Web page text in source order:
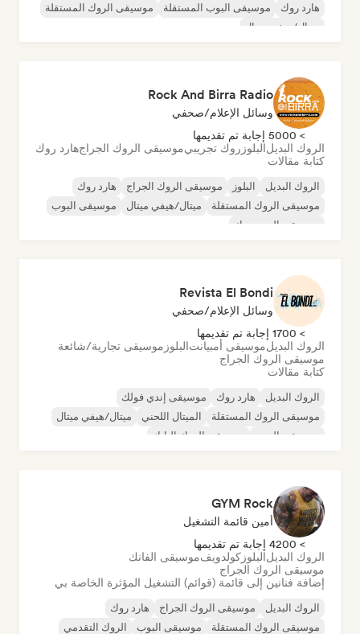
هارد روك
موسيقى البوب المستقلة
موسيقى الروك المستقلة
ميتال/هيفي ميتال
Rock And Birra Radio
وسائل الإعلام/صحفي
> 5000 إجابة تم تقديمها
الروك البديلالبلوز روك تجريبيموسيقى الروك الجراجهارد روك
كتابة مقالات
الروك البديل البلوز موسيقى الروك الجراج
هارد روك
موسيقى الروك المستقلة
ميتال/هيفي ميتال
موسيقى البوب
موسيقى البوب روك
Revista El Bondi
وسائل الإعلام/صحفي
> 1700 إجابة تم تقديمها
الروك البديلموسيقى أمبيانتالبلوز موسيقى تجارية/شائعة
موسيقى الروك الجراج
كتابة مقالات
الروك البديل هارد روك
موسيقى إندي فولك
موسيقى الروك المستقلة
الميتال اللحني
ميتال/هيفي ميتال
موسيقى البوب
موسيقى الروك البانك
GYM Rock
أمين قائمة التشغيل
> 4200 إجابة تم تقديمها
الروك البديلالبلوز كولدويفموسيقى الفانك
موسيقى الروك الجراج
إضافة فنانين إلى قائمة (قوائم) التشغيل المؤثرة الخاصة بي
الروك البديل موسيقى الروك الجراج
هارد روك
موسيقى الروك المستقلة
موسيقى البوب
الروك التقدمي